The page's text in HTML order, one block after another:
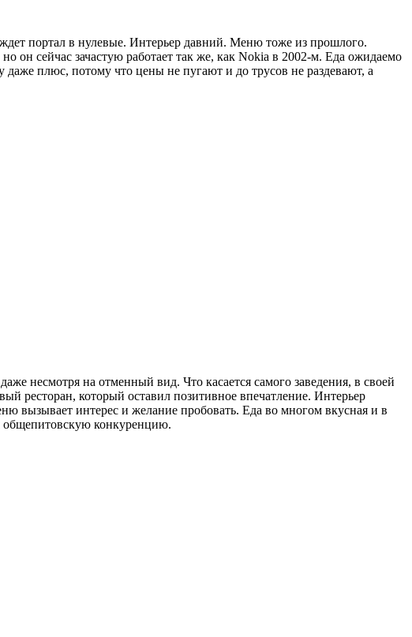
портал в нулевые. Интерьер давний. Меню тоже из прошлого.
он сейчас зачастую работает так же, как Nokia в 2002-м. Еда ожидаемо
даже плюс, потому что цены не пугают и до трусов не раздевают, а
несмотря на отменный вид. Что касается самого заведения, в своей
ресторан, который оставил позитивное впечатление. Интерьер
вызывает интерес и желание пробовать. Еда во многом вкусная и в
общепитовскую конкуренцию.